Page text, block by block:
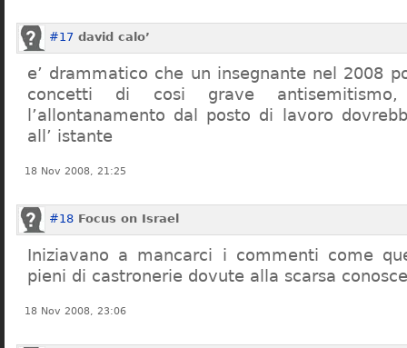
#17 david calo’
e’ drammatico che un insegnante nel 2008
concetti di cosi grave
l’allontanamento dal posto di lavoro
all’ istante
18 Nov 2008, 21:25
#18 Focus on Israel
Iniziavano a mancarci i commenti come
pieni di castronerie dovute alla scarsa
18 Nov 2008, 23:06